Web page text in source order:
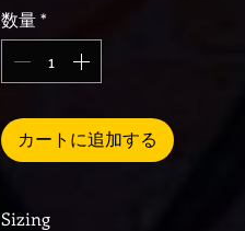
数量*
カートに追加する
Sizing